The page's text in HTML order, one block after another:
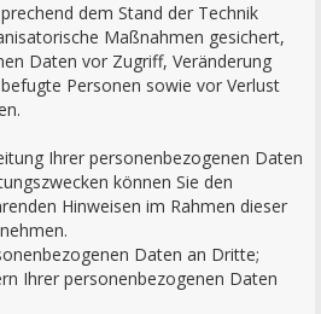
dem Stand der Technik
Maßnahmen gesichert,
Daten vor Zugriff, Veränderung
Personen sowie vor Verlust
Ihrer personenbezogenen Daten
können Sie den
Hinweisen im Rahmen dieser
Daten an Dritte;
Ihrer personenbezogenen Daten